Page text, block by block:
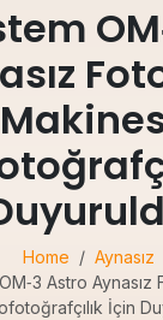
Home
Aynasız
Astro
İçin